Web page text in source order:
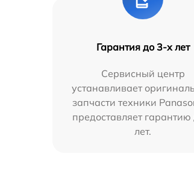
Гарантия до 3-х лет
Сервисный центр
устанавливает
запчасти техники
предоставляет гарантию
лет.